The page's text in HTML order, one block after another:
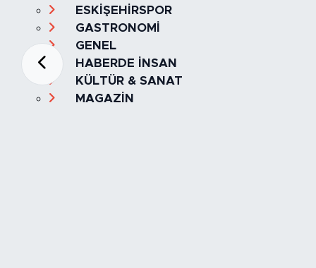
ESKİŞEHİRSPOR
GASTRONOMİ
GENEL
HABERDE İNSAN
KÜLTÜR & SANAT
MAGAZİN